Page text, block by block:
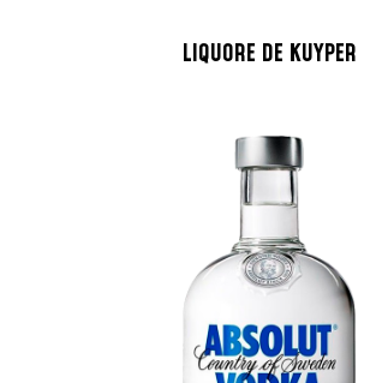
LIQUORE DE KUYPER